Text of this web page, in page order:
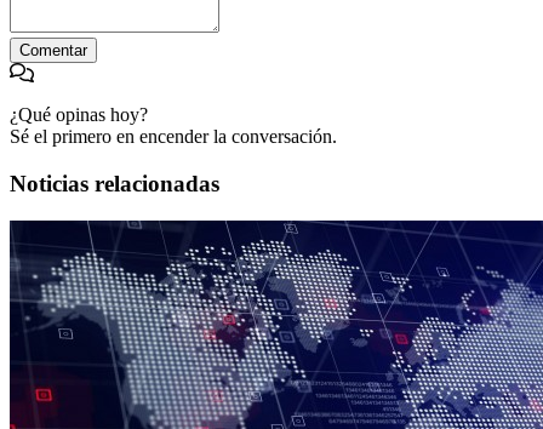
Comentar
¿Qué opinas hoy?
Sé el primero en encender la conversación.
Noticias relacionadas